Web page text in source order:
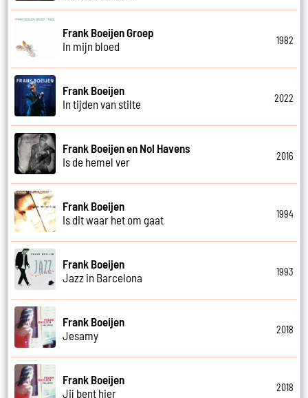
Frank Boeijen Groep
In mijn bloed
1982
Frank Boeijen
In tijden van stilte
2022
Frank Boeijen en Nol Havens
Is de hemel ver
2016
Frank Boeijen
Is dit waar het om gaat
1994
Frank Boeijen
Jazz in Barcelona
1993
Frank Boeijen
Jesamy
2018
Frank Boeijen
Jij bent hier
2018